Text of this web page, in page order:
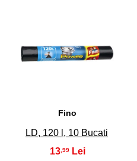
23
Fino
LD, 120 l, 10 Bucati
13 ,99